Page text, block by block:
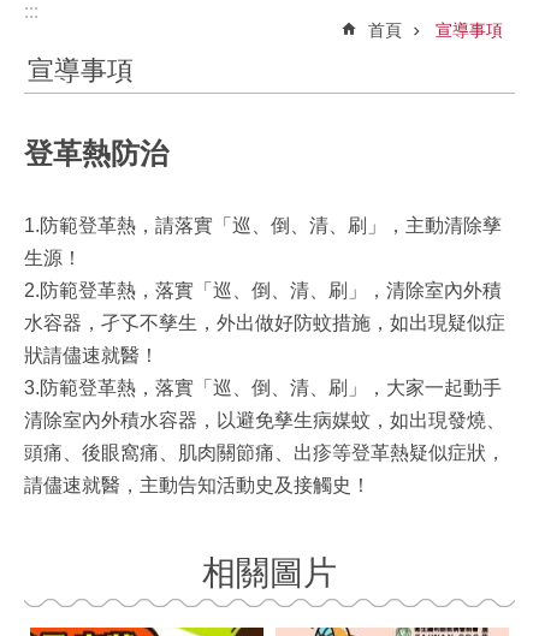
:::
:::
首頁 宣導事項
宣導事項
登革熱防治
1.防範登革熱，請落實「巡、倒、清、刷」，主動清除孳
生源！
2.防範登革熱，落實「巡、倒、清、刷」，清除室內外積
水容器，孑孓不孳生，外出做好防蚊措施，如出現疑似症
狀請儘速就醫！
3.防範登革熱，落實「巡、倒、清、刷」，大家一起動手
清除室內外積水容器，以避免孳生病媒蚊，如出現發燒、
頭痛、後眼窩痛、肌肉關節痛、出疹等登革熱疑似症狀，
請儘速就醫，主動告知活動史及接觸史！
相關圖片